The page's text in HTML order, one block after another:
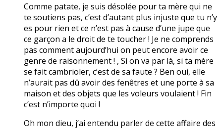
Comme patate, je suis désolée pour ta mère qui ne
te soutiens pas, c’est d’autant plus injuste que tu n’y
es pour rien et ce n’est pas à cause d’une jupe que
ce garçon a le droit de te toucher ! Je ne comprends
pas comment aujourd’hui on peut encore avoir ce
genre de raisonnement ! , Si on va par là, si ta mère
se fait cambrioler, c’est de sa faute ? Ben oui, elle
n’aurait pas dû avoir des fenêtres et une porte à sa
maison et des objets que les voleurs voulaient ! Fin
c’est n’importe quoi !
Oh mon dieu, j’ai entendu parler de cette affaire des